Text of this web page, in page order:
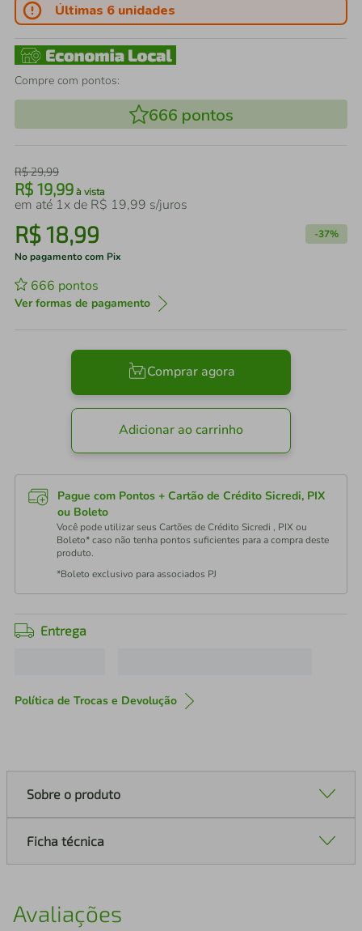
Últimas 6 unidades
Compre com pontos:
666 pontos
R$29,99
R$ 19,99 à vista
em até 1x de R$ 19,99 s/juros
R$18,99 -37%
No pagamento com Pix
666 pontos
Ver formas de pagamento
Comprar agora
Adicionar ao carrinho
Pague com Pontos + Cartão de Crédito Sicredi, PIX
ou Boleto
Você pode utilizar seus Cartões de Crédito Sicredi , PIX ou
Boleto* caso não tenha pontos suficientes para a compra deste
produto.
*Boleto exclusivo para associados PJ
Entrega
Política de Trocas e Devolução
Sobre o produto
Ficha técnica
Avaliações